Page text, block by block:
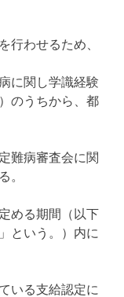
わせるため、
に関し学識経験
のうちから、都
難病審査会に関
。
める期間（以下
という。）内に
いる支給認定に